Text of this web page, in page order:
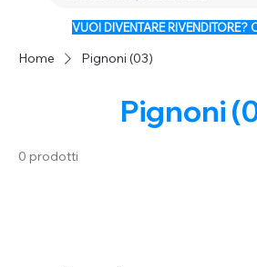
VUOI DIVENTARE RIVENDITORE?
Home Pignoni (03)
Pignoni
0 prodotti